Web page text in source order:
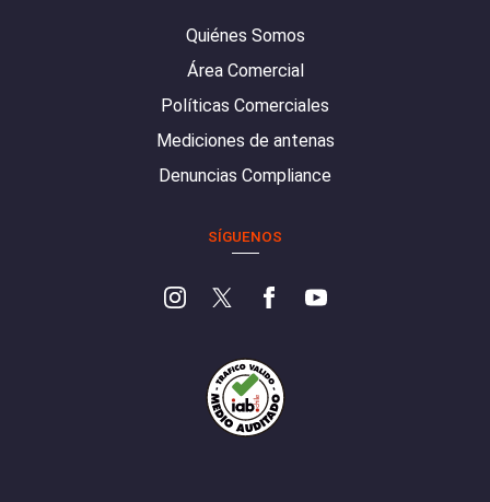
Quiénes Somos
Área Comercial
Políticas Comerciales
Mediciones de antenas
Denuncias Compliance
SÍGUENOS